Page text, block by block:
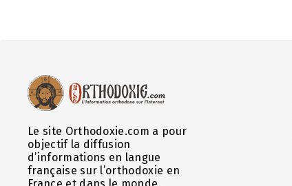
Le site Orthodoxie.com a pour
objectif la diffusion
d’informations en langue
française sur l’orthodoxie en